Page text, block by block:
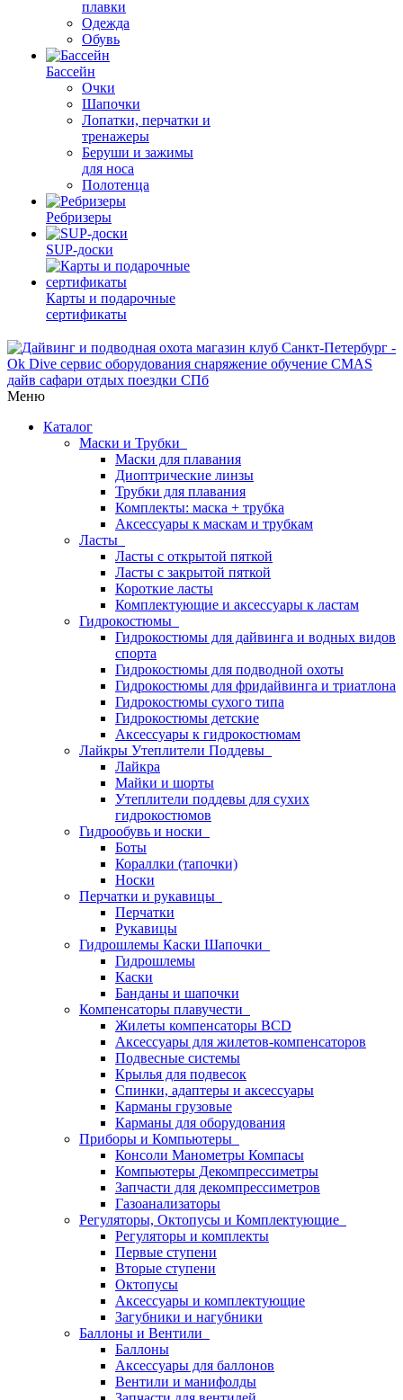
плавки
Одежда
Обувь
Бассейн
Очки
Шапочки
Лопатки, перчатки и
тренажеры
Беруши и зажимы
для носа
Полотенца
Ребризеры
SUP-доски
Карты и подарочные
сертификаты
Меню
Каталог
Маски и Трубки
Маски для плавания
Диоптрические линзы
Трубки для плавания
Комплекты: маска + трубка
Аксессуары к маскам и трубкам
Ласты
Ласты с открытой пяткой
Ласты с закрытой пяткой
Короткие ласты
Комплектующие и аксессуары к ластам
Гидрокостюмы
Гидрокостюмы для дайвинга и водных видов
спорта
Гидрокостюмы для подводной охоты
Гидрокостюмы для фридайвинга и триатлона
Гидрокостюмы сухого типа
Гидрокостюмы детские
Аксессуары к гидрокостюмам
Лайкры Утеплители Поддевы
Лайкра
Майки и шорты
Утеплители поддевы для сухих
гидрокостюмов
Гидрообувь и носки
Боты
Кораллки (тапочки)
Носки
Перчатки и рукавицы
Перчатки
Рукавицы
Гидрошлемы Каски Шапочки
Гидрошлемы
Каски
Банданы и шапочки
Компенсаторы плавучести
Жилеты компенсаторы BCD
Аксессуары для жилетов-компенсаторов
Подвесные системы
Крылья для подвесок
Спинки, адаптеры и аксессуары
Карманы грузовые
Карманы для оборудования
Приборы и Компьютеры
Консоли Манометры Компасы
Компьютеры Декомпрессиметры
Запчасти для декомпрессиметров
Газоанализаторы
Регуляторы, Октопусы и Комплектующие
Регуляторы и комплекты
Первые ступени
Вторые ступени
Октопусы
Аксессуары и комплектующие
Загубники и нагубники
Баллоны и Вентили
Баллоны
Аксессуары для баллонов
Вентили и манифолды